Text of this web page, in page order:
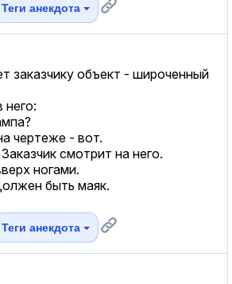
Теги анекдота
заказчику объект - широченный
него:
чертеже - вот.
смотрит на него.
ногами.
быть маяк.
Теги анекдота